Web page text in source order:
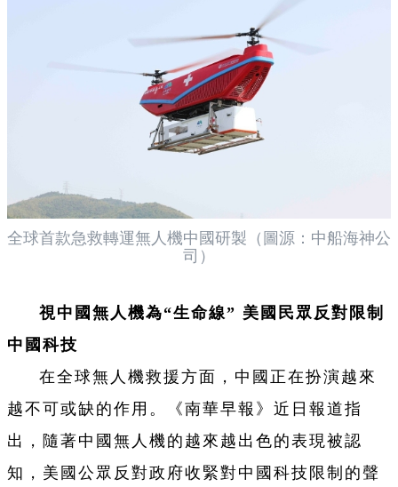
全球首款急救轉運無人機中國研製（圖源：中船海神公
司）
視中國無人機為“生命線” 美國民眾反對限制
中國科技
在全球無人機救援方面，中國正在扮演越來
越不可或缺的作用。《南華早報》近日報道指
出，隨著中國無人機的越來越出色的表現被認
知，美國公眾反對政府收緊對中國科技限制的聲